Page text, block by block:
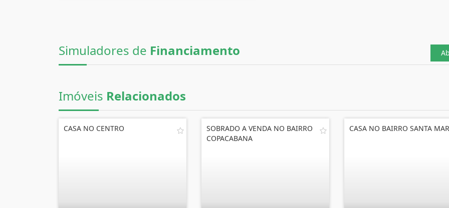
Simuladores de Financiamento
Imóveis Relacionados
CASA NO CENTRO
SOBRADO A VENDA NO BAIRRO
COPACABANA
CASA NO BAIRRO SANTA